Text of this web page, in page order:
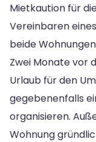
Mietkaution für
Vereinbaren
beide
Zwei Monate vor
Urlaub für den
gegebenenfalls
organisieren.
Wohnung